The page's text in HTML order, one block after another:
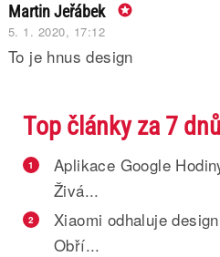
Martin Jeřábek
5. 1. 2020, 17:12
To je hnus design
Top články za 7 dnů
1
Aplikace Google
Živá...
2
Xiaomi odhaluje
Obří...